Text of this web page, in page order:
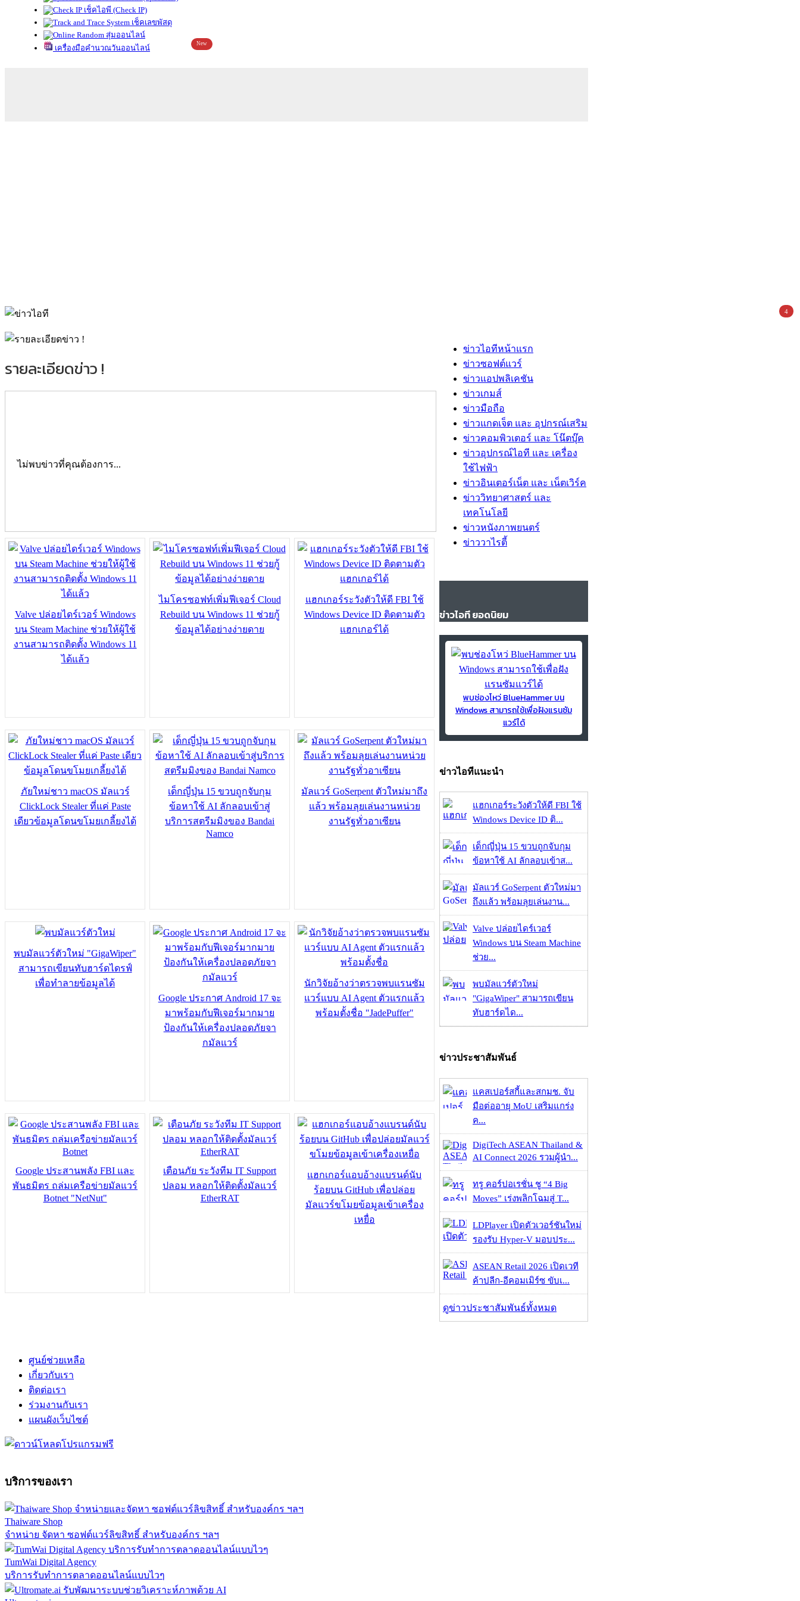
เช็คไอพี (Check IP)
เช็คเลขพัสดุ
สุ่มออนไลน์
เครื่องมือคำนวณวันออนไลน์
New
รายละเอียดข่าว !
ไม่พบข่าวที่คุณต้องการ...
Valve ปล่อยไดร์เวอร์ Windows
บน Steam Machine ช่วยให้ผู้ใช้
งานสามารถติดตั้ง Windows 11
ได้แล้ว
ไมโครซอฟท์เพิ่มฟีเจอร์ Cloud
Rebuild บน Windows 11 ช่วยกู้
ข้อมูลได้อย่างง่ายดาย
แฮกเกอร์ระวังตัวให้ดี FBI ใช้
Windows Device ID ติดตามตัว
แฮกเกอร์ได้
ภัยใหม่ชาว macOS มัลแวร์
ClickLock Stealer ที่แค่ Paste
เดียวข้อมูลโดนขโมยเกลี้ยงได้
เด็กญี่ปุ่น 15 ขวบถูกจับกุม
ข้อหาใช้ AI ลักลอบเข้าสู่
บริการสตรีมมิงของ Bandai
Namco
มัลแวร์ GoSerpent ตัวใหม่มาถึง
แล้ว พร้อมลุยเล่นงานหน่วย
งานรัฐทั่วอาเซียน
พบมัลแวร์ตัวใหม่ "GigaWiper"
สามารถเขียนทับฮาร์ดไดรฟ์
เพื่อทำลายข้อมูลได้
Google ประกาศ Android 17 จะ
มาพร้อมกับฟีเจอร์มากมาย
ป้องกันให้เครื่องปลอดภัยจา
กมัลแวร์
นักวิจัยอ้างว่าตรวจพบแรนซัม
แวร์แบบ AI Agent ตัวแรกแล้ว
พร้อมตั้งชื่อ "JadePuffer"
Google ประสานพลัง FBI และ
พันธมิตร ถล่มเครือข่ายมัลแวร์
Botnet "NetNut"
เตือนภัย ระวังทีม IT Support
ปลอม หลอกให้ติดตั้งมัลแวร์
EtherRAT
แฮกเกอร์แอบอ้างแบรนด์นับ
ร้อยบน GitHub เพื่อปล่อย
มัลแวร์ขโมยข้อมูลเข้าเครื่อง
เหยื่อ
ข่าวไอทีหน้าแรก
ข่าวซอฟต์แวร์
ข่าวแอปพลิเคชัน
ข่าวเกมส์
ข่าวมือถือ
ข่าวแกดเจ็ต และ อุปกรณ์เสริม
ข่าวคอมพิวเตอร์ และ โน๊ตบุ๊ค
ข่าวอุปกรณ์ไอที และ เครื่อง
ใช้ไฟฟ้า
ข่าวอินเตอร์เน็ต และ เน็ตเวิร์ค
ข่าววิทยาศาสตร์ และ
เทคโนโลยี
ข่าวหนังภาพยนตร์
ข่าววาไรตี้
ข่าวไอที ยอดนิยม
พบช่องโหว่ BlueHammer บน
Windows สามารถใช้เพื่อฝังแรนซัม
แวร์ได้
ข่าวไอทีแนะนำ
แฮกเกอร์ระวังตัวให้ดี FBI ใช้
Windows Device ID ติ...
เด็กญี่ปุ่น 15 ขวบถูกจับกุม
ข้อหาใช้ AI ลักลอบเข้าส...
มัลแวร์ GoSerpent ตัวใหม่มา
ถึงแล้ว พร้อมลุยเล่นงาน...
Valve ปล่อยไดร์เวอร์
Windows บน Steam Machine
ช่วย...
พบมัลแวร์ตัวใหม่
"GigaWiper" สามารถเขียน
ทับฮาร์ดได...
ข่าวประชาสัมพันธ์
แคสเปอร์สกี้และสกมช. จับ
มือต่ออายุ MoU เสริมแกร่ง
ค...
DigiTech ASEAN Thailand &
AI Connect 2026 รวมผู้นำ...
ทรู คอร์ปอเรชั่น ชู “4 Big
Moves” เร่งพลิกโฉมสู่ T...
LDPlayer เปิดตัวเวอร์ชันใหม่
รองรับ Hyper-V มอบประ...
ASEAN Retail 2026 เปิดเวที
ค้าปลีก-อีคอมเมิร์ซ ขับเ...
ดูข่าวประชาสัมพันธ์ทั้งหมด
ศูนย์ช่วยเหลือ
เกี่ยวกับเรา
ติดต่อเรา
ร่วมงานกับเรา
4
แผนผังเว็บไซต์
บริการของเรา
Thaiware Shop
จำหน่าย จัดหา ซอฟต์แวร์ลิขสิทธิ์ สำหรับองค์กร ฯลฯ
TumWai Digital Agency
บริการรับทำการตลาดออนไลน์แบบไวๆ